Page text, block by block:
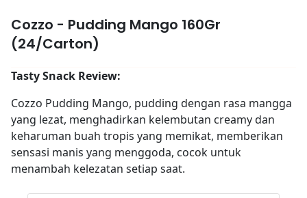
Cozzo - Pudding Mango 160Gr
(24/Carton)
Tasty Snack Review:
Cozzo Pudding Mango, pudding dengan rasa mangga
yang lezat, menghadirkan kelembutan creamy dan
keharuman buah tropis yang memikat, memberikan
sensasi manis yang menggoda, cocok untuk
menambah kelezatan setiap saat.